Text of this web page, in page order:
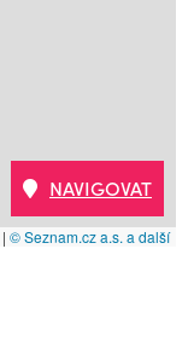
| © Seznam.cz a.s. a další
NAVIGOVAT